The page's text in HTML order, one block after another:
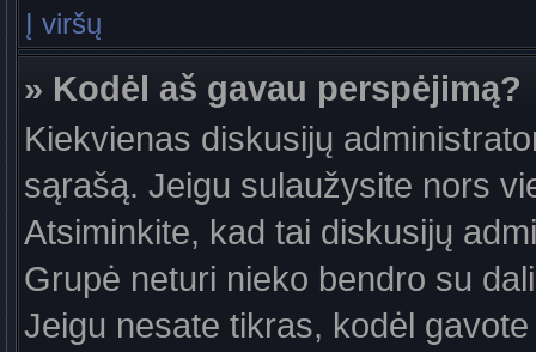
Į viršų
» Kodėl aš gavau perspėjimą?
Kiekvienas diskusijų
sąrašą. Jeigu sulaužysite nors
Atsiminkite, kad tai diskusijų
Grupė neturi nieko bendro su
Jeigu nesate tikras, kodėl